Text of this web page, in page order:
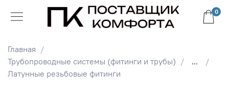
0
Главная
Трубопроводные системы (фитинги и трубы)
...
Латунные резьбовые фитинги